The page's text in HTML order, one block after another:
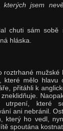
jsem
chuti sám sobě
hláska.
mužské
mělo hlavu
přitáhli k
utrpení, které
ani nebránil.
který ho vedl,
spoutána